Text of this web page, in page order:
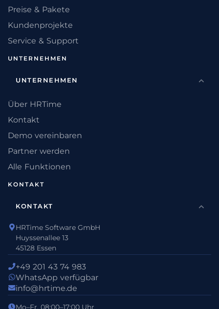
Preise & Pakete
Kundenprojekte
Service & Support
UNTERNEHMEN
UNTERNEHMEN
Über HRTime
Kontakt
Demo vereinbaren
Partner werden
Alle Funktionen
KONTAKT
KONTAKT
HRTime Software GmbH
Huyssenallee 13
45128 Essen
+49 201 43 74 983
WhatsApp verfügbar
info@hrtime.de
Mo–Fr, 08:00–17:00 Uhr